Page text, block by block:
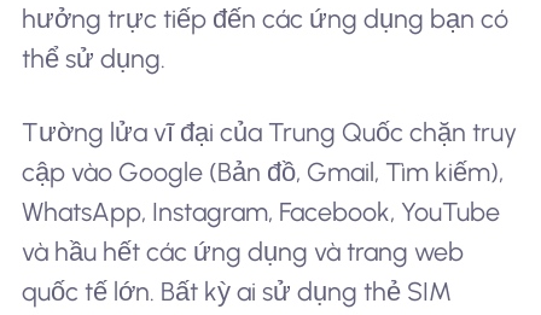
hưởng trực tiếp đến các ứng dụng bạn có
thể sử dụng.
Tường lửa vĩ đại của Trung Quốc chặn truy
cập vào Google (Bản đồ, Gmail, Tìm kiếm),
WhatsApp, Instagram, Facebook, YouTube
và hầu hết các ứng dụng và trang web
quốc tế lớn. Bất kỳ ai sử dụng thẻ SIM